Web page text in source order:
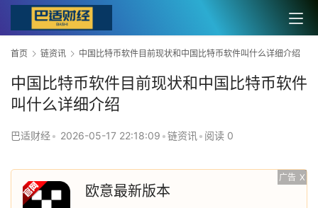
首页 链资讯 中国比特币软件目前现状和中国比特币软件叫什么详细介绍
中国比特币软件目前现状和中国比特币软件
叫什么详细介绍
巴适财经• 2026-05-17 22:18:09 •链资讯 • 阅读 0
广告 X
欧意最新版本